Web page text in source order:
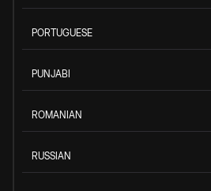
PORTUGUESE
PUNJABI
ROMANIAN
RUSSIAN